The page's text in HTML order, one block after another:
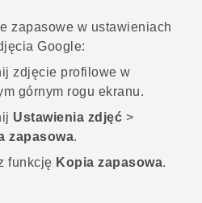
zapasowe w ustawieniach
Google:
zdjęcie profilowe w
górnym rogu ekranu.
Ustawienia zdjęć >
zapasowa.
funkcję Kopia zapasowa.